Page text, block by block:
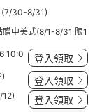
(7/30-8/31)
贈中美式(8/1-8/31 限1
10:0
登入領取
登入領取
登入領取